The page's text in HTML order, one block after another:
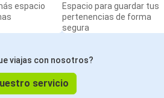
espacio
Espacio para guardar tus
pertenencias de forma
segura
viajas con nosotros?
servicio